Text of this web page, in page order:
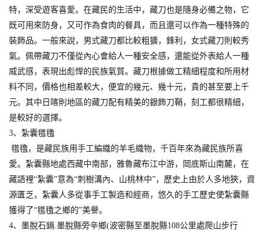
特，深受遊客喜愛。在藏民的生活中，藏刀也是隨身必備之物，它
既可用來防身，又可作為食肉的餐具，而且還可以作為一種特殊的
裝飾品。一般來說，男式藏刀都比較粗獷，鋒利，女式藏刀則較秀
氣。佩帶藏刀不僅從內心會給人一種安全感，還能從外表給人一種
威武感，表現出彪悍的民族氣質。藏刀根據做工精細程度和所用材
料不同，價格也相差較大，便宜的幾元、幾十元，貴的甚至要上千
元。其中日喀則地區的藏刀配有精美的銀飾刀鞘，刻工都很精細，
是較好的選擇。
3、紮囊氆氌
氆氌，是藏民族用手工編織的羊毛織物，千百年來為藏民族所喜
愛。紮囊縣地處西藏中南部，雅魯藏布江中游，岡底斯山南麓，在
藏語裡“紮囊”意為“刺樹溝內、山桃林中”，歷史上由於人多地狹，資
源匱乏，紮囊人多從事手工製造和經商，悠久的手工歷史使紮囊縣
獲得了“氆氌之鄉的”美譽。
4、墨脫石鍋.墨脫縣旁辛鄉(波密縣至墨脫縣108公里處爬山步行